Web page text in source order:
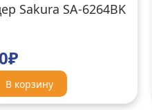
Sakura SA-6264BK
В корзину